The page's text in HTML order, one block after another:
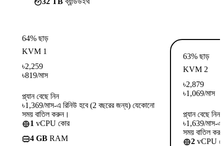
64% ছাড়
KVM 1
৳2,259
৳819/মাস
প্ল্যান বেছে নিন
৳1,369/মাস-এ রিনিউ হবে (2 বছরের জন্য) যেকোনো
সময় বাতিল করুন।
1 vCPU কোর
4 GB RAM
63% ছাড়
KVM 2
৳2,879
৳1,069/মাস
প্ল্যান বেছে নিন
৳1,639/মাস-এ
সময় বাতিল
2 vCPU